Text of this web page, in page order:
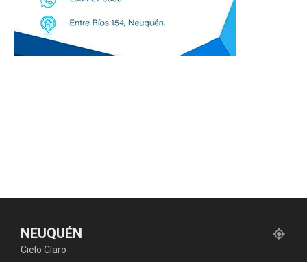
NEUQUÉN
Cielo Claro